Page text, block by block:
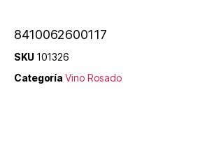
8410062600117
SKU 101326
Categoría Vino Rosado